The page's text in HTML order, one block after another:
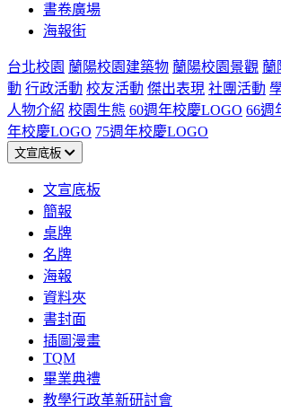
書卷廣場
海報街
台北校園 蘭陽校園建築物 蘭陽校園景觀 蘭
動 行政活動 校友活動 傑出表現 社團活動
人物介紹 校園生態 60週年校慶LOGO 66週
年校慶LOGO 75週年校慶LOGO
文宣底板
文宣底板
簡報
桌牌
名牌
海報
資料夾
書封面
插圖漫畫
TQM
畢業典禮
教學行政革新研討會